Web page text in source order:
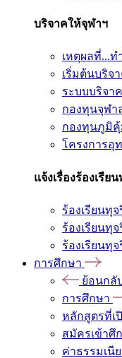
บริจาคให้จุฬาฯ
เหตุผลที่...ท
เริ่มต้นบริจ
ระบบบริจา
กองทุนจุฬ
กองทุนภูมิคุ้
โครงการอุ
แจ้งเรื่องร้องเรีย
ร้องเรียนทุ
ร้องเรียนทุ
ร้องเรียนทุ
การศึกษา
ย้อนกลั
การศึกษา
หลักสูตรที่เ
สมัครเข้าศึ
ค่าธรรมเนี